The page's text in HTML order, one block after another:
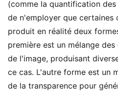
(comme la quantification
de n'employer que certaines
produit en réalité deux
première est un mélange
de l'image, produisant
ce cas. L'autre forme est un
de la transparence pour